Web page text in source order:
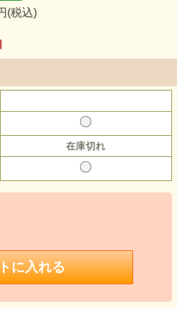
(税込)
在庫切れ